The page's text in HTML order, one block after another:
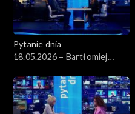
Pytanie dnia
18.05.2026 – Bartłomiej